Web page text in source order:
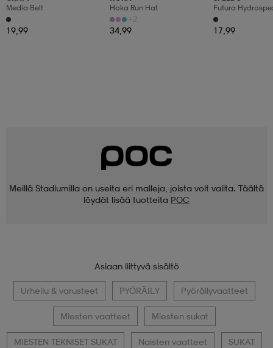
Media Belt
19,99
Hoka Run Hat
+2
34,99
Futura
17,99
Meillä Stadiumilla on useita eri malleja, joista voit valita. Täältä
löydät lisää tuotteita POC
Asiaan liittyvä sisältö
Urheilu & varusteet PYÖRÄILY Pyöräilyvaatteet
Miesten vaatteet Miesten sukat
MIESTEN TEKNISET SUKAT Naisten vaatteet SUKAT